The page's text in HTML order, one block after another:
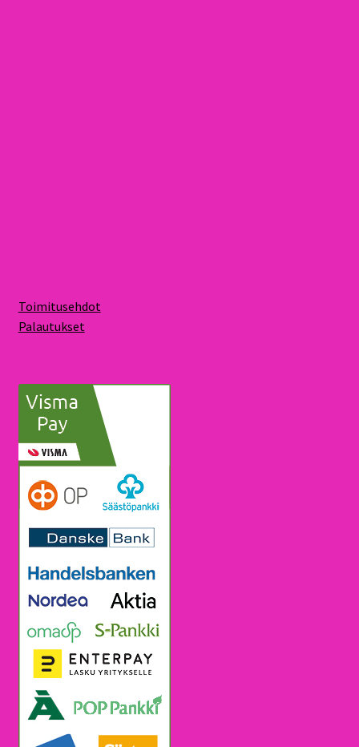
Toimitusehdot
Palautukset